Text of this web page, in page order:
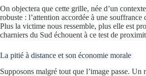
On objectera que cette grille, née d’un
robuste : l’attention accordée à une
Plus la victime nous ressemble, plus elle est
charniers du Sud échouent à ce test de
La pitié à distance et son économie morale
Supposons malgré tout que l’image passe.